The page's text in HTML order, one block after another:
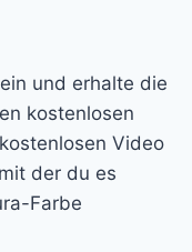
und erhalte die
kostenlosen
Video
der du es
Farbe